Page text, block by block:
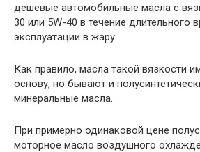
дешевые автомобильные масла с
30 или 5W-40 в течение длительного
эксплуатации в жару.
Как правило, масла такой вязкости
основу, но бывают и
минеральные масла.
При примерно одинаковой цене
моторное масло воздушного